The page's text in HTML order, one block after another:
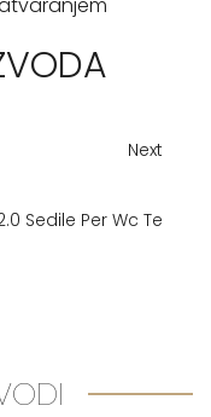
Next
Sedile Per Wc Te